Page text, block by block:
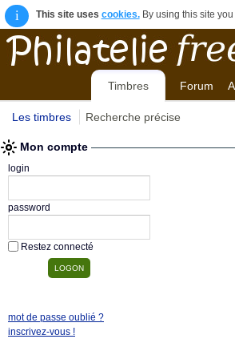
i This site uses cookies.By using this site
Timbres Forum
Les timbres Recherche précise
Mon compte
login
password
Restez connecté
mot de passe oublié ?
inscrivez-vous !